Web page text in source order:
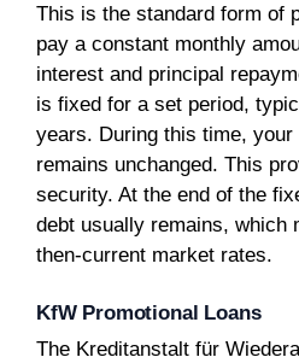
This is the standard form of
pay a constant monthly
interest and principal
is fixed for a set period,
years. During this time, your
remains unchanged. This
security. At the end of the
debt usually remains, which
then-current market rates.
KfW Promotional Loans
The Kreditanstalt für